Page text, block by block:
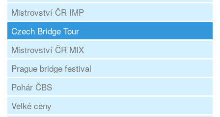
Mistrovství ČR IMP
Czech Bridge Tour
Mistrovství ČR MIX
Prague bridge festival
Pohár ČBS
Velké ceny